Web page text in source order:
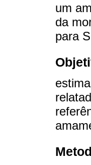
um
da
para